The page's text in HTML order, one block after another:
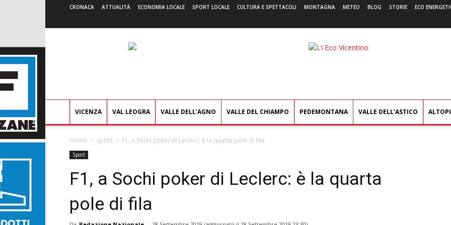
CRONACA ATTUALITÀ ECONOMIA LOCALE SPORT LOCALE CULTURA E SPETTACOLI MONTAGNA METEO BLOG STORIE ECO
L'Eco
VICENZA VAL LEOGRA VALLE DELL’AGNO VALLE DEL CHIAMPO PEDEMONTANA VALLE DELL’ASTICO
Home Sport F1, a Sochi poker di Leclerc: è la quarta pole di fila
Sport
F1, a Sochi poker di Leclerc: è la quarta
pole di fila